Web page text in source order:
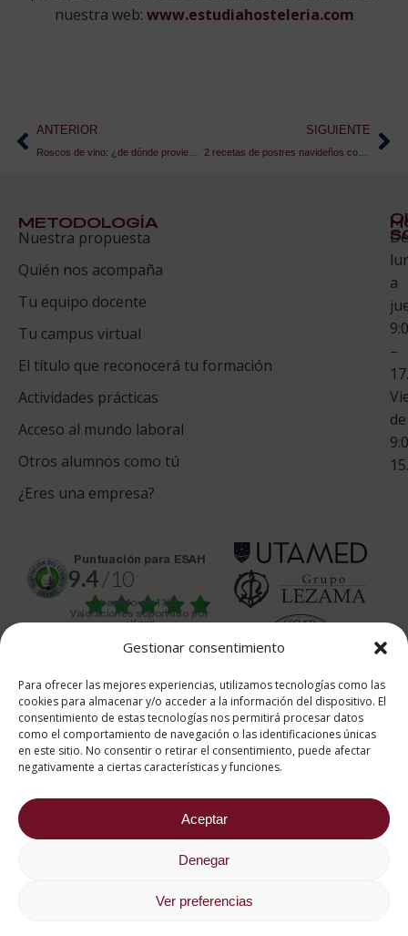
Gestionar consentimiento
Para ofrecer las mejores experiencias, utilizamos tecnologías como las
cookies para almacenar y/o acceder a la información del dispositivo. El
consentimiento de estas tecnologías nos permitirá procesar datos
como el comportamiento de navegación o las identificaciones únicas
en este sitio. No consentir o retirar el consentimiento, puede afectar
negativamente a ciertas características y funciones.
Aceptar
Denegar
Ver preferencias
nuestra web: www.estudiahosteleria.com
ANTERIOR SIGUIENTE
2 recetas de postres navideños con turrón para toda la familia
METODOLOGÍA
Nuestra propuesta
Quién nos acompaña
Tu equipo docente
Tu campus virtual
El título que reconocerá tu formación
Actividades prácticas
Acceso al mundo laboral
Otros alumnos como tú
¿Eres una empresa?
Te
De
a
–
de
puntuación para ESAH
9.4/10
basado en1331
Valoraciones soportado por
eKomi
2026 ® Estudios Superiores Abiertos de Hostelería
682 734 562